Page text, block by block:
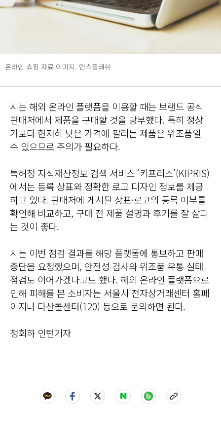
온라인 쇼핑 자료 이미지. 언스플래쉬
시는 해외 온라인 플랫폼을 이용할 때는 브랜드 공식
판매처에서 제품을 구매할 것을 당부했다. 특히 정상
가보다 현저히 낮은 가격에 팔리는 제품은 위조품일
수 있으므로 주의가 필요하다.
특허청 지식재산정보 검색 서비스 ‘키프리스’(KIPRIS)
에서는 등록 상표와 정확한 로고 디자인 정보를 제공
하고 있다. 판매처에 게시된 상표·로고의 등록 여부를
확인해 비교하고, 구매 전 제품 설명과 후기를 잘 살피
는 것이 좋다.
시는 이번 점검 결과를 해당 플랫폼에 통보하고 판매
중단을 요청했으며, 안전성 검사와 위조품 유통 실태
점검도 이어가겠다고도 했다. 해외 온라인 플랫폼으로
인해 피해를 본 소비자는 서울시 전자상거래센터 홈페
이지나 다산콜센터(120) 등으로 문의하면 된다.
정회하 인턴기자